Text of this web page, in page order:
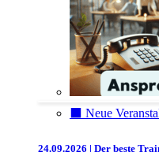
⬛️ Neue
24.09.2026 | Der beste